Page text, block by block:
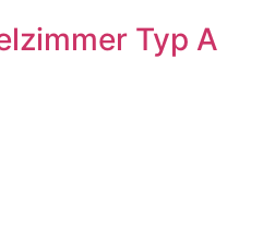
Typ A